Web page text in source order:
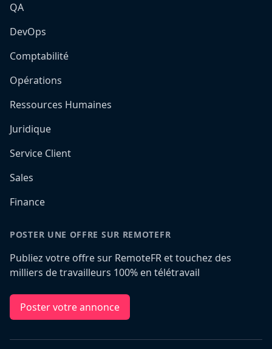
QA
DevOps
Comptabilité
Opérations
Ressources Humaines
Juridique
Service Client
Sales
Finance
POSTER UNE OFFRE SUR REMOTEFR
Publiez votre offre sur RemoteFR et touchez des
milliers de travailleurs 100% en télétravail
Poster votre annonce